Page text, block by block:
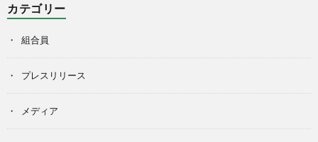
カテゴリー
組合員
プレスリリース
メディア